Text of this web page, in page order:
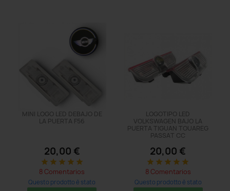
MINI LOGO LED DEBAJO DE
LA PUERTA F56
20,00 €
star star star star star
8 Comentarios
Questo prodotto è stato
LOGOTIPO LED
VOLKSWAGEN BAJO LA
PUERTA TIGUAN TOUAREG
PASSAT CC
20,00 €
star star star star star
8 Comentarios
Questo prodotto è stato